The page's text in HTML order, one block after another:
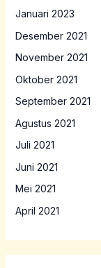
Januari 2023
Desember 2021
November 2021
Oktober 2021
September 2021
Agustus 2021
Juli 2021
Juni 2021
Mei 2021
April 2021